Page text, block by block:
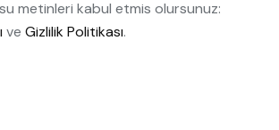
metinleri kabul etmis olursunuz:
ve Gizlilik Politikası.